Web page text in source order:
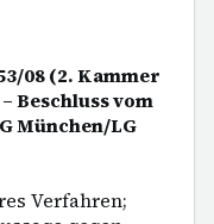
08 (2. Kammer
Beschluss vom
München/LG
Verfahren;